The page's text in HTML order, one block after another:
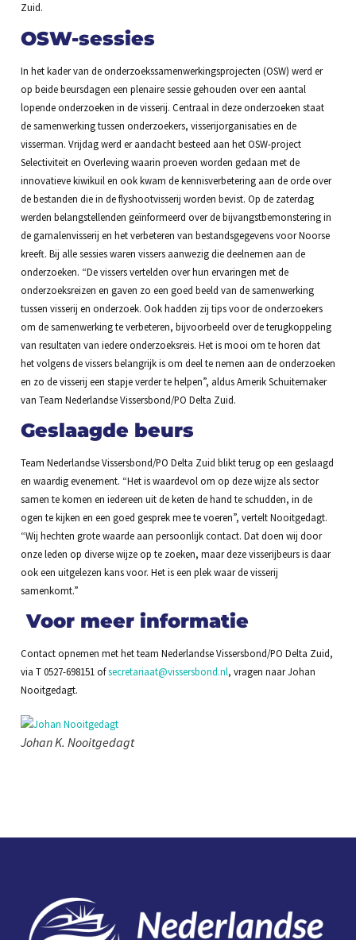
Zuid.
OSW-sessies
In het kader van de onderzoekssamenwerkingsprojecten (OSW) werd er
op beide beursdagen een plenaire sessie gehouden over een aantal
lopende onderzoeken in de visserij. Centraal in deze onderzoeken staat
de samenwerking tussen onderzoekers, visserijorganisaties en de
visserman. Vrijdag werd er aandacht besteed aan het OSW-project
Selectiviteit en Overleving waarin proeven worden gedaan met de
innovatieve kiwikuil en ook kwam de kennisverbetering aan de orde over
de bestanden die in de flyshootvisserij worden bevist. Op de zaterdag
werden belangstellenden geïnformeerd over de bijvangstbemonstering in
de garnalenvisserij en het verbeteren van bestandsgegevens voor Noorse
kreeft. Bij alle sessies waren vissers aanwezig die deelnemen aan de
onderzoeken. “De vissers vertelden over hun ervaringen met de
onderzoeksreizen en gaven zo een goed beeld van de samenwerking
tussen visserij en onderzoek. Ook hadden zij tips voor de onderzoekers
om de samenwerking te verbeteren, bijvoorbeeld over de terugkoppeling
van resultaten van iedere onderzoeksreis. Het is mooi om te horen dat
het volgens de vissers belangrijk is om deel te nemen aan de onderzoeken
en zo de visserij een stapje verder te helpen”, aldus Amerik Schuitemaker
van Team Nederlandse Vissersbond/PO Delta Zuid.
Geslaagde beurs
Team Nederlandse Vissersbond/PO Delta Zuid blikt terug op een geslaagd
en waardig evenement. “Het is waardevol om op deze wijze als sector
samen te komen en iedereen uit de keten de hand te schudden, in de
ogen te kijken en een goed gesprek mee te voeren”, vertelt Nooitgedagt.
“Wij hechten grote waarde aan persoonlijk contact. Dat doen wij door
onze leden op diverse wijze op te zoeken, maar deze visserijbeurs is daar
ook een uitgelezen kans voor. Het is een plek waar de visserij
samenkomt.”
Voor meer informatie
Contact opnemen met het team Nederlandse Vissersbond/PO Delta Zuid,
via T 0527-698151 ofsecretariaat@vissersbond.nl, vragen naar Johan
Nooitgedagt.
Johan K. Nooitgedagt